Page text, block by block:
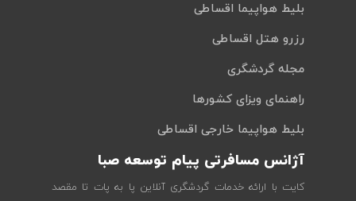
بلیط هواپیما اقساطی
رزرو هتل اقساطی
مجله گردشگری
راهنمای ویزای کشورها
بلیط هواپیما خارجی اقساطی
آژانس مسافرتی پیام توسعه صبا
کایت با ارائه خدمات گردشگری آنلاین پا به پات تا مقصد